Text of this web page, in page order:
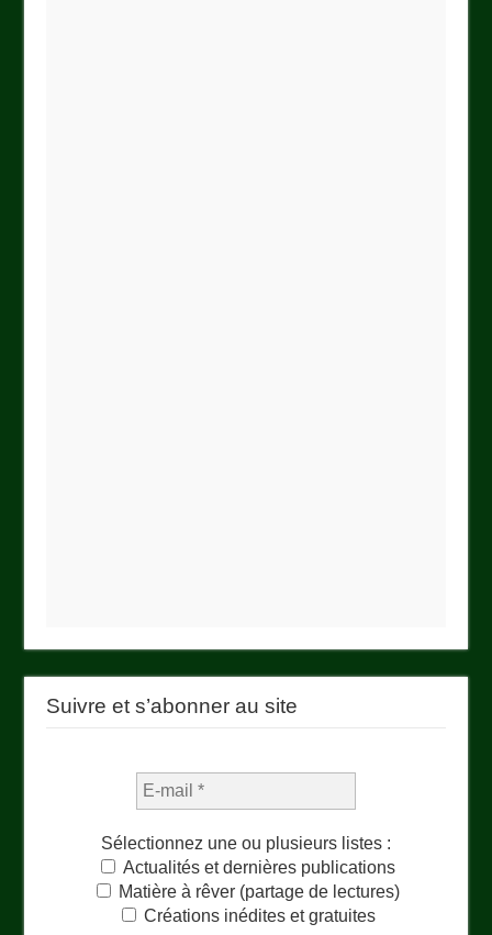
Suivre et s’abonner au site
Sélectionnez une ou plusieurs listes :
Actualités et dernières publications
Matière à rêver (partage de lectures)
Créations inédites et gratuites